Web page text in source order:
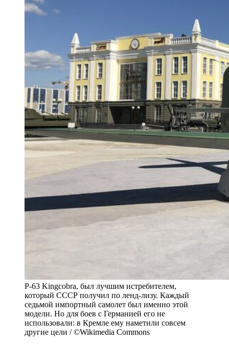
P-63 Kingcobra, был лучшим истребителем,
который СССР получил по ленд-лизу. Каждый
седьмой импортный самолет был именно этой
модели. Но для боев с Германией его не
использовали: в Кремле ему наметили совсем
другие цели / ©Wikimedia Commons